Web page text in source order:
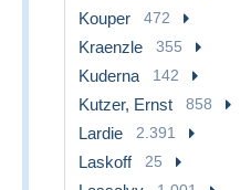
Kouper 472
Kraenzle 355
Kuderna 142
Kutzer, Ernst 858
Lardie 2.391
Laskoff 25